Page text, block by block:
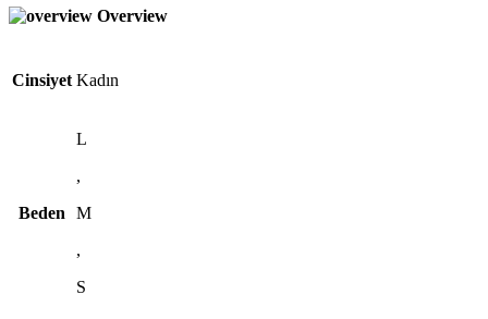
Overview
Cinsiyet Kadın
Beden
L
,
M
,
S